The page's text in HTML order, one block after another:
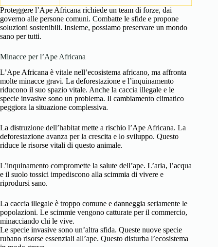
Proteggere l’Ape Africana richiede un team di forze, dai
governo alle persone comuni. Combatte le sfide e propone
soluzioni sostenibili. Insieme, possiamo preservare un mondo
sano per tutti.
Minacce per l’Ape Africana
L’Ape Africana è vitale nell’ecosistema africano, ma affronta
molte minacce gravi. La deforestazione e l’inquinamento
riducono il suo spazio vitale. Anche la caccia illegale e le
specie invasive sono un problema. Il cambiamento climatico
peggiora la situazione complessiva.
La distruzione dell’habitat mette a rischio l’Ape Africana. La
deforestazione avanza per la crescita e lo sviluppo. Questo
riduce le risorse vitali di questo animale.
L’inquinamento compromette la salute dell’ape. L’aria, l’acqua
e il suolo tossici impediscono alla scimmia di vivere e
riprodursi sano.
La caccia illegale è troppo comune e danneggia seriamente le
popolazioni. Le scimmie vengono catturate per il commercio,
minacciando chi le vive.
Le specie invasive sono un’altra sfida. Queste nuove specie
rubano risorse essenziali all’ape. Questo disturba l’ecosistema